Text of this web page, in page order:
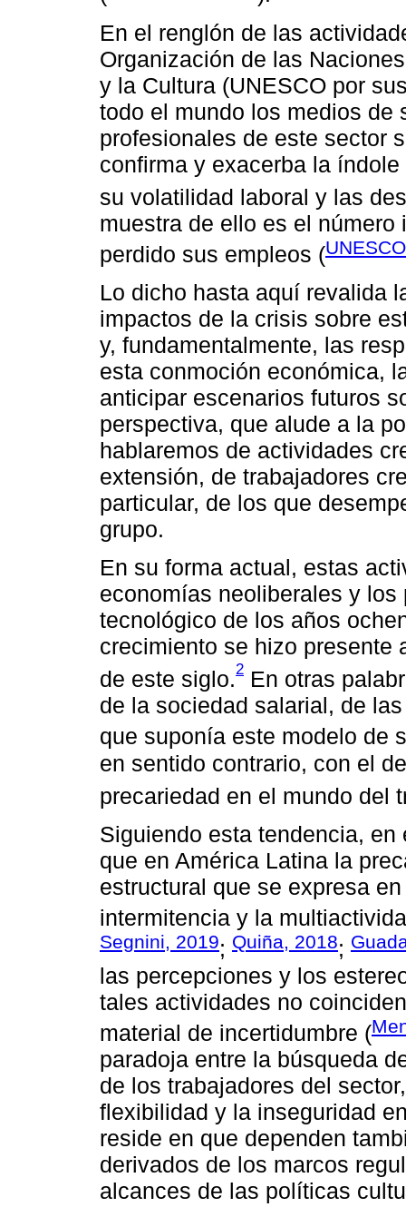
En el renglón de las
Organización de las
y la Cultura (UNESCO por
todo el mundo los medios de
profesionales de este sector
confirma y exacerba la
su volatilidad laboral y las
muestra de ello es el
perdido sus empleos (
Lo dicho hasta aquí revalida
impactos de la crisis sobre
y, fundamentalmente, las
esta conmoción económica,
anticipar escenarios futuros
perspectiva, que alude a la
hablaremos de actividades
extensión, de trabajadores
particular, de los que
grupo.
En su forma actual, estas
economías neoliberales y
tecnológico de los años
crecimiento se hizo presente
de este siglo.2 En otras
de la sociedad salarial, de
que suponía este modelo de
en sentido contrario, con el
precariedad en el mundo del
Siguiendo esta tendencia,
que en América Latina la
estructural que se expresa
intermitencia y la
Segnini, 2019; Quiña, 2018;
las percepciones y los
tales actividades no
material de incertidumbre (
paradoja entre la búsqueda
de los trabajadores del
flexibilidad y la inseguridad
reside en que dependen
derivados de los marcos
alcances de las políticas